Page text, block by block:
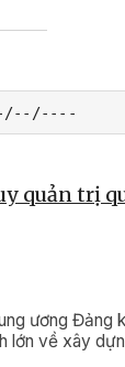
tỉnh bế
an
quản trị
ương Đảng
lớn về xây